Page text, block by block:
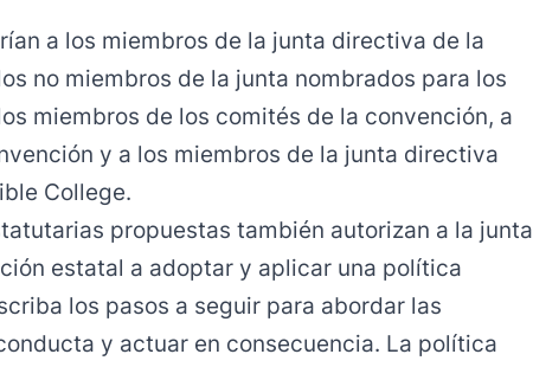
a los miembros de la junta directiva de la
no miembros de la junta nombrados para los
miembros de los comités de la convención, a
y a los miembros de la junta directiva
College.
propuestas también autorizan a la junta
estatal a adoptar y aplicar una política
los pasos a seguir para abordar las
y actuar en consecuencia. La política